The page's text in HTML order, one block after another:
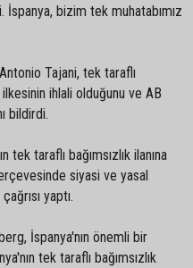
bizim tek muhatabımız
Tajani, tek taraflı
ilkesinin ihlali olduğunu ve AB
bildirdi.
taraflı bağımsızlık ilanına
siyasi ve yasal
yaptı.
İspanya'nın önemli bir
tek taraflı bağımsızlık